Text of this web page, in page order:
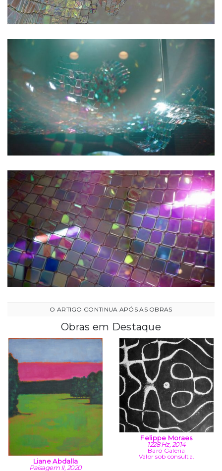
Obras em Destaque
Liane Abdalla
Paisagem II, 2020
Felippe Moraes
1228 Hz, 2014
Baró Galeria
Valor sob consulta.